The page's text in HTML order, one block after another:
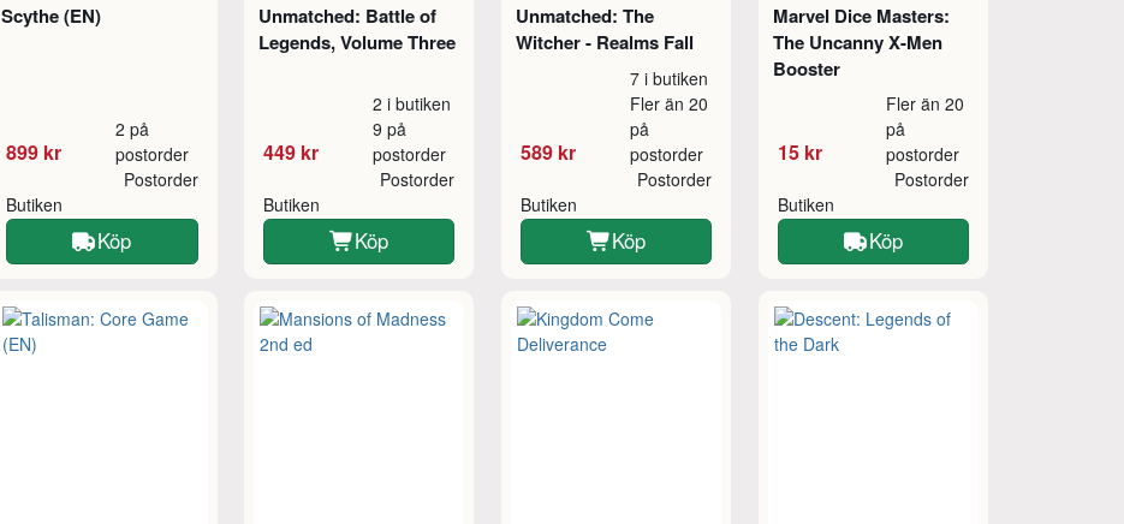
Scythe (EN)
899 kr
2 på
postorder
Butiken
Postorder
Köp
Unmatched: Battle of
Legends, Volume Three
449 kr
2 i butiken
9 på
postorder
Butiken
Postorder
Köp
Unmatched: The
Witcher - Realms Fall
589 kr
7 i butiken
Fler än 20
på
postorder
Butiken
Postorder
Köp
Marvel Dice Masters:
The Uncanny X-Men
Booster
15 kr
Fler än 20
på
postorder
Butiken
Postorder
Köp